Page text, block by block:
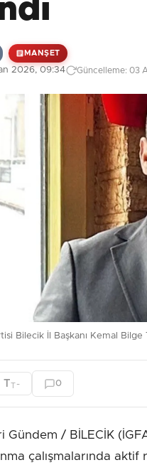
MANŞET
2026, 09:34 Güncelleme: 03
Bilecik İl Başkanı Kemal Bilge
TT - 0
Gündem / BİLECİK
çalışmalarında